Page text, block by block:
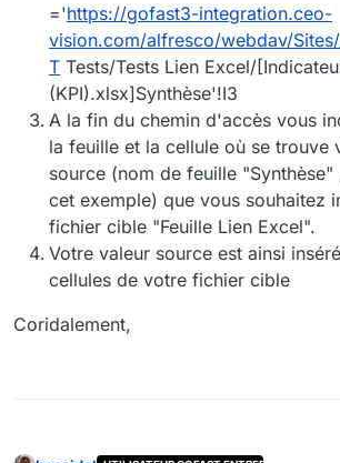
='https://gofast3-integration.ceo-
vision.com/alfresco/webdav/Sites/
T Tests/Tests Lien Excel/
(KPI).xlsx]Synthèse'!I3
A la fin du chemin d'accès vous
la feuille et la cellule où se trouve
source (nom de feuille
cet exemple) que vous souhaitez
fichier cible "Feuille Lien Excel".
Votre valeur source est ainsi
cellules de votre fichier cible
Coridalement,